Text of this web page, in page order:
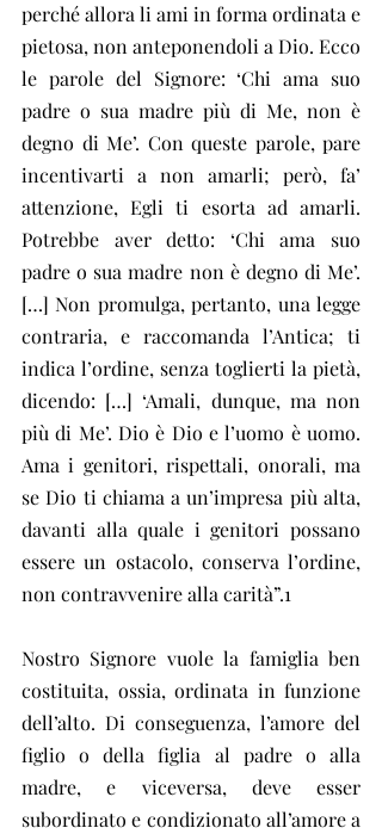
perché allora li ami in forma ordinata e
pietosa, non anteponendoli a Dio. Ecco
le parole del Signore: ‘Chi ama suo
padre o sua madre più di Me, non è
degno di Me’. Con queste parole, pare
incentivarti a non amarli; però, fa’
attenzione, Egli ti esorta ad amarli.
Potrebbe aver detto: ‘Chi ama suo
padre o sua madre non è degno di Me’.
[…] Non promulga, pertanto, una legge
contraria, e raccomanda l’Antica; ti
indica l’ordine, senza toglierti la pietà,
dicendo: […] ‘Amali, dunque, ma non
più di Me’. Dio è Dio e l’uomo è uomo.
Ama i genitori, rispettali, onorali, ma
se Dio ti chiama a un’impresa più alta,
davanti alla quale i genitori possano
essere un ostacolo, conserva l’ordine,
non contravvenire alla carità”.1
Nostro Signore vuole la famiglia ben
costituita, ossia, ordinata in funzione
dell’alto. Di conseguenza, l’amore del
figlio o della figlia al padre o alla
madre, e viceversa, deve esser
subordinato e condizionato all’amore a